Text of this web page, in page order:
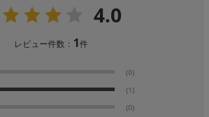
4.0
レビュー件数： 1件
(0)
(1)
(0)